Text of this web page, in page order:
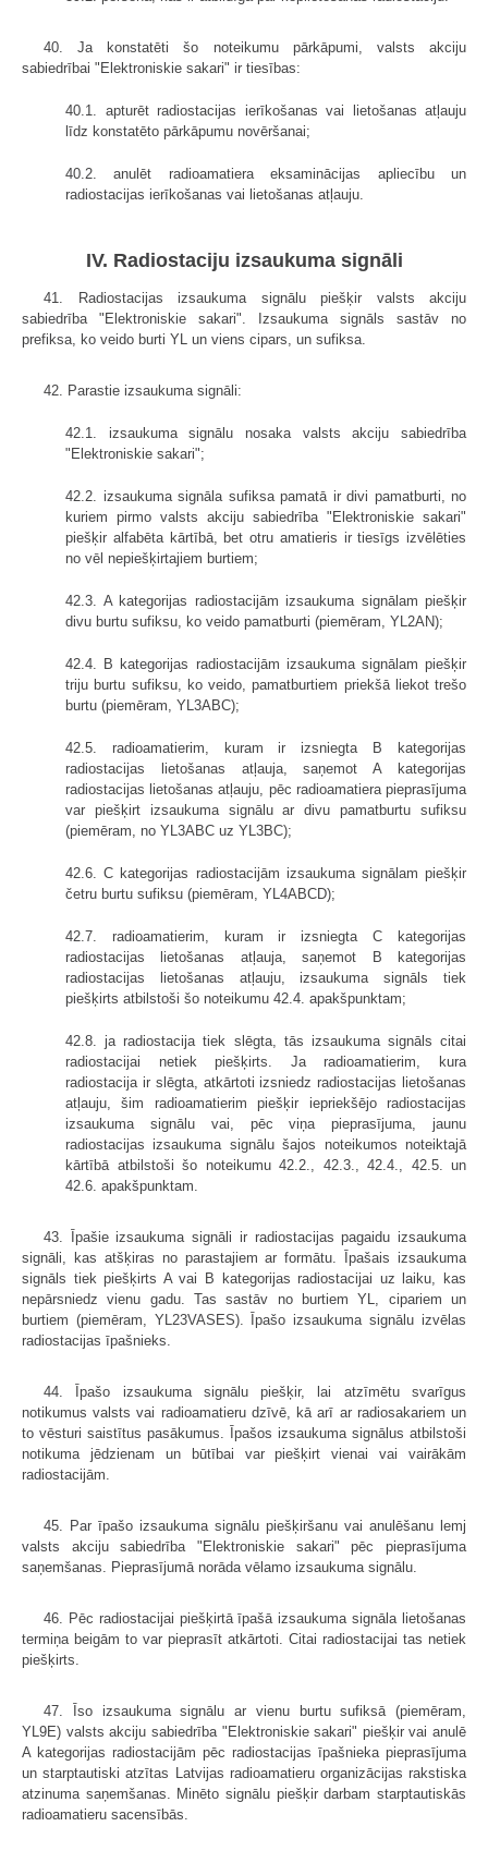
40. Ja konstatēti šo noteikumu pārkāpumi, valsts akciju
sabiedrībai "Elektroniskie sakari" ir tiesības:
40.1. apturēt radiostacijas ierīkošanas vai lietošanas atļauju
līdz konstatēto pārkāpumu novēršanai;
40.2. anulēt radioamatiera eksaminācijas apliecību un
radiostacijas ierīkošanas vai lietošanas atļauju.
IV. Radiostaciju izsaukuma signāli
41. Radiostacijas izsaukuma signālu piešķir valsts akciju
sabiedrība "Elektroniskie sakari". Izsaukuma signāls sastāv no
prefiksa, ko veido burti YL un viens cipars, un sufiksa.
42. Parastie izsaukuma signāli:
42.1. izsaukuma signālu nosaka valsts akciju sabiedrība
"Elektroniskie sakari";
42.2. izsaukuma signāla sufiksa pamatā ir divi pamatburti, no
kuriem pirmo valsts akciju sabiedrība "Elektroniskie sakari"
piešķir alfabēta kārtībā, bet otru amatieris ir tiesīgs izvēlēties
no vēl nepiešķirtajiem burtiem;
42.3. A kategorijas radiostacijām izsaukuma signālam piešķir
divu burtu sufiksu, ko veido pamatburti (piemēram, YL2AN);
42.4. B kategorijas radiostacijām izsaukuma signālam piešķir
triju burtu sufiksu, ko veido, pamatburtiem priekšā liekot trešo
burtu (piemēram, YL3ABC);
42.5. radioamatierim, kuram ir izsniegta B kategorijas
radiostacijas lietošanas atļauja, saņemot A kategorijas
radiostacijas lietošanas atļauju, pēc radioamatiera pieprasījuma
var piešķirt izsaukuma signālu ar divu pamatburtu sufiksu
(piemēram, no YL3ABC uz YL3BC);
42.6. C kategorijas radiostacijām izsaukuma signālam piešķir
četru burtu sufiksu (piemēram, YL4ABCD);
42.7. radioamatierim, kuram ir izsniegta C kategorijas
radiostacijas lietošanas atļauja, saņemot B kategorijas
radiostacijas lietošanas atļauju, izsaukuma signāls tiek
piešķirts atbilstoši šo noteikumu 42.4. apakšpunktam;
42.8. ja radiostacija tiek slēgta, tās izsaukuma signāls citai
radiostacijai netiek piešķirts. Ja radioamatierim, kura
radiostacija ir slēgta, atkārtoti izsniedz radiostacijas lietošanas
atļauju, šim radioamatierim piešķir iepriekšējo radiostacijas
izsaukuma signālu vai, pēc viņa pieprasījuma, jaunu
radiostacijas izsaukuma signālu šajos noteikumos noteiktajā
kārtībā atbilstoši šo noteikumu 42.2., 42.3., 42.4., 42.5. un
42.6. apakšpunktam.
43. Īpašie izsaukuma signāli ir radiostacijas pagaidu izsaukuma
signāli, kas atšķiras no parastajiem ar formātu. Īpašais izsaukuma
signāls tiek piešķirts A vai B kategorijas radiostacijai uz laiku, kas
nepārsniedz vienu gadu. Tas sastāv no burtiem YL, cipariem un
burtiem (piemēram, YL23VASES). Īpašo izsaukuma signālu izvēlas
radiostacijas īpašnieks.
44. Īpašo izsaukuma signālu piešķir, lai atzīmētu svarīgus
notikumus valsts vai radioamatieru dzīvē, kā arī ar radiosakariem un
to vēsturi saistītus pasākumus. Īpašos izsaukuma signālus atbilstoši
notikuma jēdzienam un būtībai var piešķirt vienai vai vairākām
radiostacijām.
45. Par īpašo izsaukuma signālu piešķiršanu vai anulēšanu lemj
valsts akciju sabiedrība "Elektroniskie sakari" pēc pieprasījuma
saņemšanas. Pieprasījumā norāda vēlamo izsaukuma signālu.
46. Pēc radiostacijai piešķirtā īpašā izsaukuma signāla lietošanas
termiņa beigām to var pieprasīt atkārtoti. Citai radiostacijai tas netiek
piešķirts.
47. Īso izsaukuma signālu ar vienu burtu sufiksā (piemēram,
YL9E) valsts akciju sabiedrība "Elektroniskie sakari" piešķir vai anulē
A kategorijas radiostacijām pēc radiostacijas īpašnieka pieprasījuma
un starptautiski atzītas Latvijas radioamatieru organizācijas rakstiska
atzinuma saņemšanas. Minēto signālu piešķir darbam starptautiskās
radioamatieru sacensībās.